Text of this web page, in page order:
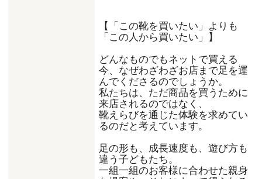
【「この靴を買いたい」よりも
「この人から買いたい」】
どんなものでもネットで買える
今、なぜわざわざお店まで足を運
んでくださるのでしょうか。
私たちは、ただ商品を買うために
来店されるのではなく、
靴えらびを通じた体験を求めてい
るのだと考えています。
足の形も、成長速度も、遊び方も
違う子どもたち。
一組一組のお客様に合わせた親身